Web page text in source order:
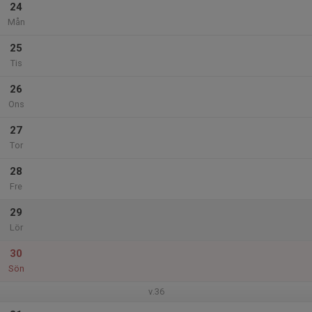
24
Mån
25
Tis
26
Ons
27
Tor
28
Fre
29
Lör
30
Sön
v.36